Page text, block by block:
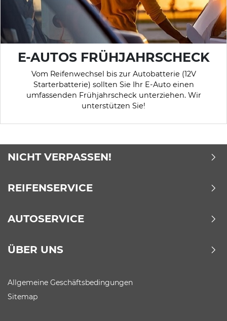
E-AUTOS FRÜHJAHRSCHECK
Vom Reifenwechsel bis zur Autobatterie (12V
Starterbatterie) sollten Sie Ihr E-Auto einen
umfassenden Frühjahrscheck unterziehen. Wir
unterstützen Sie!
NICHT VERPASSEN!
REIFENSERVICE
AUTOSERVICE
ÜBER UNS
Allgemeine Geschäftsbedingungen
Sitemap